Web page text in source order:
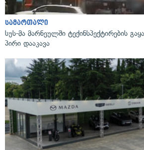
სამართალი
სუს-მა მარნეულში ტექინსპექტირების
პირი დააკავა